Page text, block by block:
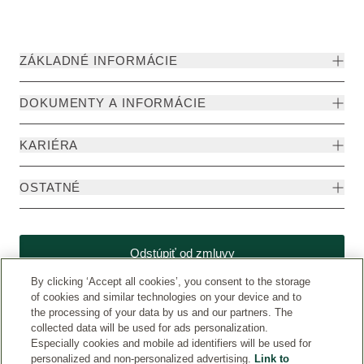
ZÁKLADNÉ INFORMÁCIE
DOKUMENTY A INFORMÁCIE
KARIÉRA
OSTATNÉ
Odstúpiť od zmluvy
By clicking ‘Accept all cookies’, you consent to the storage
of cookies and similar technologies on your device and to
the processing of your data by us and our partners. The
collected data will be used for ads personalization.
Especially cookies and mobile ad identifiers will be used for
personalized and non-personalized advertising. Link to